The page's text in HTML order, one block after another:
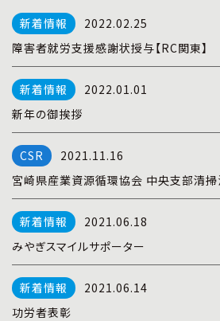
全国事業所紹介
2022.02.25
障害者就労支援感謝状授与【RC関東】
2022.01.01
新年の御挨拶
2021.11.16
宮崎県産業資源循環協会 中央支部清
2021.06.18
みやぎスマイルサポーター
2021.06.14
功労者表彰